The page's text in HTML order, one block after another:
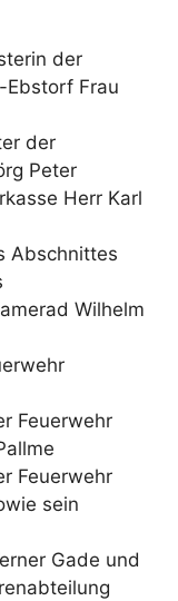
der
Ebstorf Frau
der
Peter
Herr Karl
Abschnittes
Wilhelm
Feuerwehr
Feuerwehr
sein
Gade und